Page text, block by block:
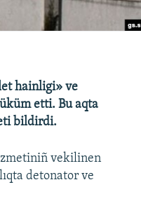
hainligi» ve
üküm etti. Bu aqta
bildirdi.
vekilinen
detonator ve